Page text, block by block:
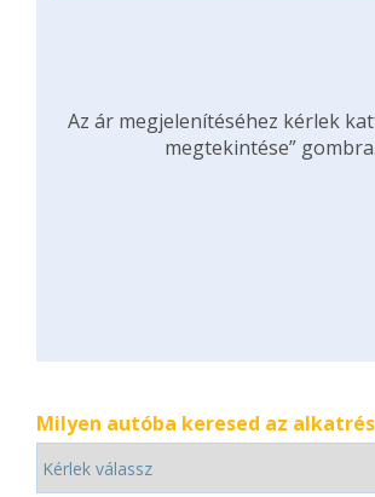
Az ár megjelenítéséhez kérlek
megtekintése” gombra.
Milyen autóba keresed az